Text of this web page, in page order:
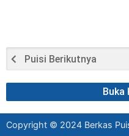
Puisi Berikutnya
Buka
Copyright © 2024 Berkas